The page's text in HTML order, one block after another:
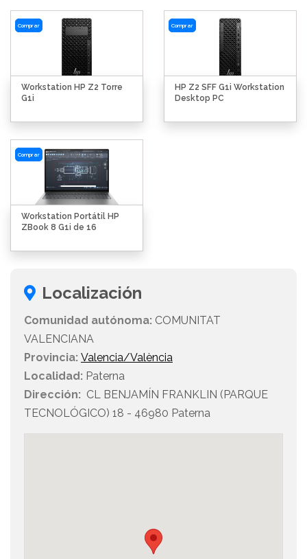
Comprar
Workstation HP Z2 Torre
G1i
Comprar
HP Z2 SFF G1i Workstation
Desktop PC
Comprar
Workstation Portátil HP
ZBook 8 G1i de 16
Localización
Comunidad autónoma: COMUNITAT
VALENCIANA
Provincia: Valencia/València
Localidad: Paterna
Dirección: CL BENJAMÍN FRANKLIN (PARQUE
TECNOLÓGICO) 18 - 46980 Paterna